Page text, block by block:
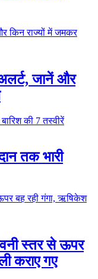
अलर्ट, जानें और
तक भारी
स्तर से ऊपर
कराए गए